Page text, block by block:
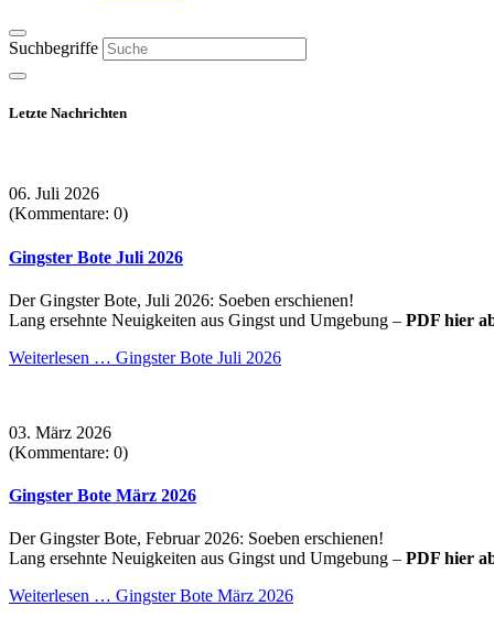
Suchbegriffe
Letzte Nachrichten
06. Juli 2026
(Kommentare: 0)
Gingster Bote Juli 2026
Der Gingster Bote, Juli 2026: Soeben erschienen!
Lang ersehnte Neuigkeiten aus Gingst und Umgebung – PDF hier
Weiterlesen … Gingster Bote Juli 2026
03. März 2026
(Kommentare: 0)
Gingster Bote März 2026
Der Gingster Bote, Februar 2026: Soeben erschienen!
Lang ersehnte Neuigkeiten aus Gingst und Umgebung – PDF hier
Weiterlesen … Gingster Bote März 2026